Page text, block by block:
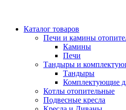
Каталог товаров
Печи и камины
Камины
Печи
Тандыры и
Тандыры
Комплектующие
Котлы отопительные
Подвесные кресла